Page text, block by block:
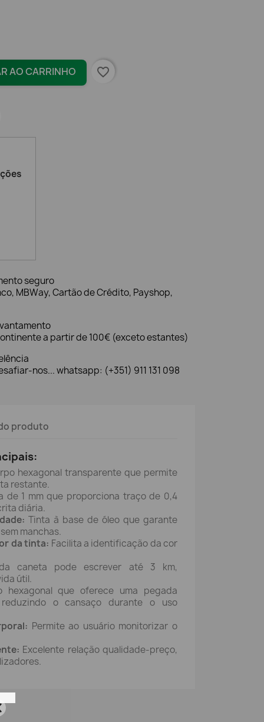
AO CARRINHO favorite_border
seguro
MBWay, Cartão de Crédito, Payshop,
a partir de 100€ (exceto estantes)
nos... whatsapp: (+351) 911 131 098
produto
hexagonal transparente que permite
restante.
de 1 mm que proporciona traço de 0,4
diária.
Tinta à base de óleo que garante
manchas.
da tinta: Facilita a identificação da cor
caneta pode escrever até 3 km,
útil.
hexagonal que oferece uma pegada
o cansaço durante o uso
Permite ao usuário monitorizar o
Excelente relação qualidade-preço,